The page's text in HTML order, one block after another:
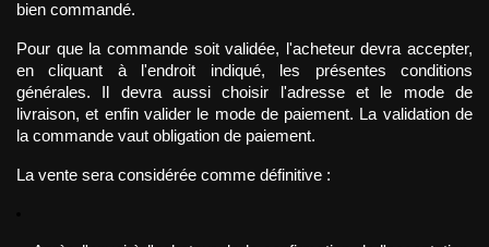
bien commandé.
Pour que la commande soit validée, l'acheteur devra accepter,
en cliquant à l'endroit indiqué, les présentes conditions
générales. Il devra aussi choisir l'adresse et le mode de
livraison, et enfin valider le mode de paiement. La validation de
la commande vaut obligation de paiement.
La vente sera considérée comme définitive :